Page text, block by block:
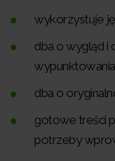
wykorzystuje
dba o wygląd i
dba o
gotowe treści
potrzeby